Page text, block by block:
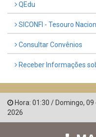
QEdu
SICONFI - Tesouro
Consultar Convênios
Receber Informações
Hora: 01:30 / Domingo, 09
2026